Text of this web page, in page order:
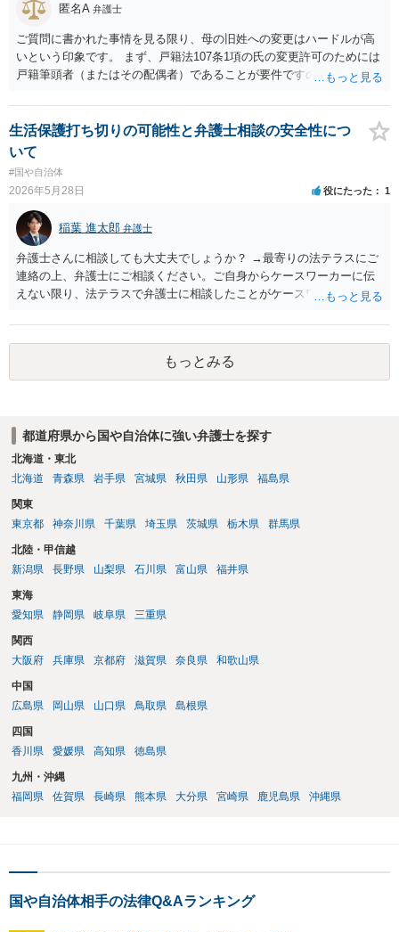
匿名A 弁護士
ご質問に書かれた事情を見る限り、母の旧姓への変更はハードルが高
いという印象です。 まず、戸籍法107条1項の氏の変更許可のためには
戸籍筆頭者（またはその配偶者）であることが要件ですので、現在父
では戸籍法107条1項に定める「やむを得ない事由」が必要になります
が、希望する氏は生来称していたものではなく、肝心の同居の母は婚
氏続称しており母と氏を合わせるという点での必要性が説明できない
（むしろ不自然な状況になる）こと、本件は親族間の揉め事を内容と
するもので精神的・心理的理由と把握されて許可が得られにくいと考
えられること、等からみれば、簡単に許可は得られないのではないか
という見通しです。過去の裁判例では、父親から長期間の性的暴行を
受けていたことを理由とする氏及び名の変更が許可されたケースもあ
るので、心理的理由が全く考慮されないわけではないのですが、本件
は家族間の内輪の揉め事に過ぎないという評価を受けてしまうのでは
ないかと危惧します。 本気で申立てを考えておられるなら、手続戦略
と理論を慎重に検討する必要があると思われます。まずは、戸籍法に
詳しい弁護士へ相談された方がよいでしょう。
生活保護打ち切りの可能性と弁護士相談の安全性につ
いて
#国や自治体
2026年5月28日 役にたった 1
稲葉 進太郎 弁護士
弁護士さんに相談しても大丈夫でしょうか？ →最寄りの法テラスにご
連絡の上、弁護士にご相談ください。ご自身からケースワーカーに伝
えない限り、法テラスで弁護士に相談したことがケースワーカーに発
したことをもって保護が打ち切られれば大問題となるでしょうから、
弁護士に相談したにより打ち切りとなる可能性はあまり考えられない
もっとみる
都道府県から国や自治体に強い弁護士を探す
北海道・東北
北海道
青森県 岩手県 宮城県 秋田県 山形県 福島県
関東
東京都
神奈川県 千葉県 埼玉県 茨城県 栃木県 群馬県
北陸・甲信越
新潟県
長野県 山梨県 石川県 富山県 福井県
東海
愛知県
静岡県 岐阜県 三重県
関西
大阪府
兵庫県 京都府 滋賀県 奈良県 和歌山県
中国
広島県
岡山県 山口県 鳥取県 島根県
四国
香川県
愛媛県 高知県 徳島県
九州・沖縄
福岡県
佐賀県 長崎県 熊本県 大分県 宮崎県 鹿児島県 沖縄県
国や自治体相手の法律Q&Aランキング